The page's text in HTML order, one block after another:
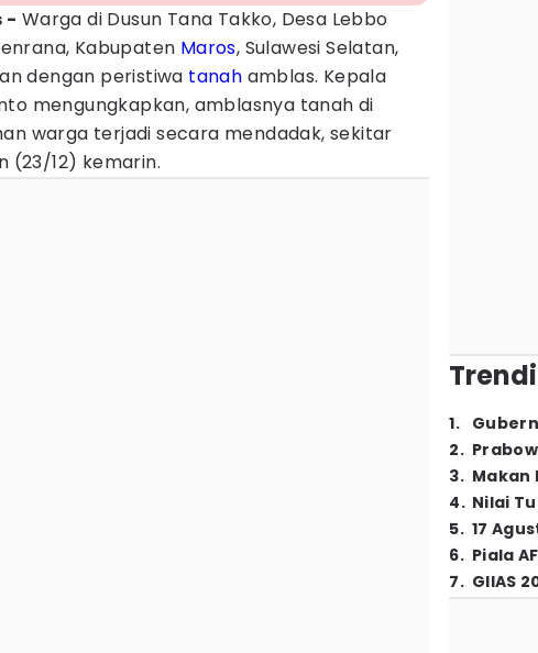
- Warga di Dusun Tana Takko, Desa Lebbo
Kabupaten Maros, Sulawesi Selatan,
dengan peristiwa tanah amblas. Kepala
mengungkapkan, amblasnya tanah di
warga terjadi secara mendadak, sekitar
(23/12) kemarin.
1.
2.
3. Makan
4. Nilai
5. 17
6. Piala
7. GIIAS